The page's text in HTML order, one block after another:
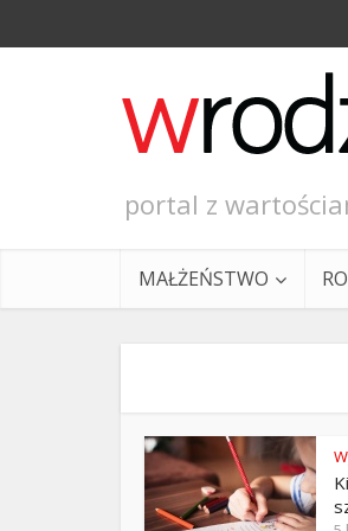
portal z
MAŁŻEŃSTWO